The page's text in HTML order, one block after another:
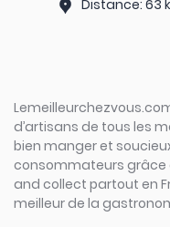
Distance: 63
d’artisans de tous les
bien manger et
consommateurs grâce
and collect partout en
meilleur de la